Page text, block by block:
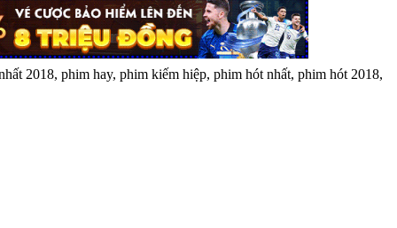
2018, phim hay, phim kiếm hiệp, phim hót nhất, phim hót 2018,